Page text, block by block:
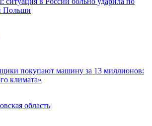
Польши
покупают машину за 13 миллионов:
климата»
область